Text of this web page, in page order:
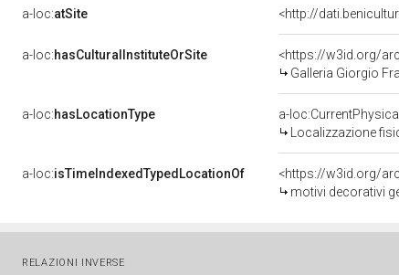
a-loc:atSite <http://
a-loc:hasCulturalInstituteOrSite
<https://w3id.org/
Galleria Giorgio
a-loc:hasLocationType
a-
Localizzazione
a-loc:isTimeIndexedTypedLocationOf
<https://w3id.org/
motivi decorativi
RELAZIONI INVERSE